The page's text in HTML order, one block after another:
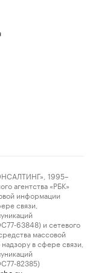
1995–
агентства «РБК»
информации
связи,
63848) и сетевого
массовой
в сфере связи,
82385)